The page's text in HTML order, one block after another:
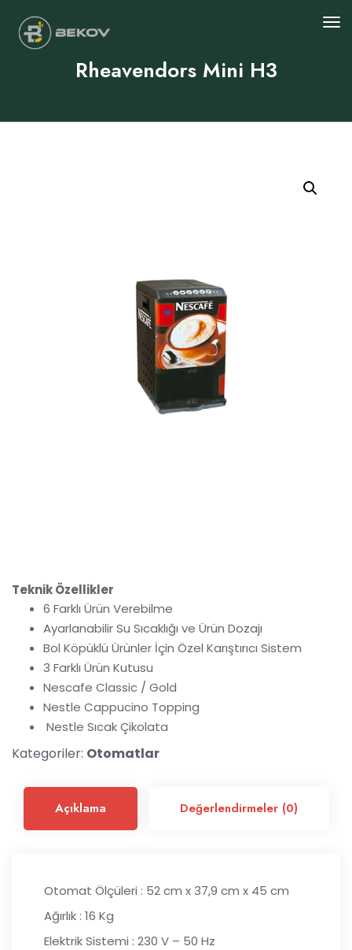
Rheavendors Mini H3
Teknik Özellikler
6 Farklı Ürün Verebilme
Ayarlanabilir Su Sıcaklığı ve Ürün Dozajı
Bol Köpüklü Ürünler İçin Özel Karıştırıcı Sistem
3 Farklı Ürün Kutusu
Nescafe Classic / Gold
Nestle Cappucino Topping
Nestle Sıcak Çikolata
Kategoriler: Otomatlar
Açıklama Değerlendirmeler (0)
Otomat Ölçüleri : 52 cm x 37,9 cm x 45 cm
Ağırlık : 16 Kg
Elektrik Sistemi : 230 V – 50 Hz